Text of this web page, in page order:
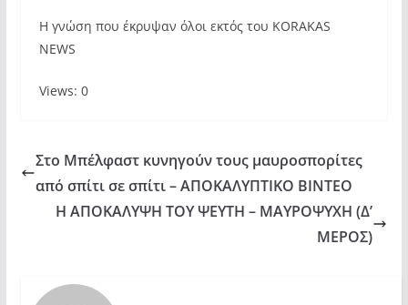
Η γνώση που έκρυψαν όλοι εκτός του KORAKAS
NEWS
Views: 0
Στο Μπέλφαστ κυνηγούν τους μαυροσπορίτες
από σπίτι σε σπίτι – ΑΠΟΚΑΛΥΠΤΙΚΟ ΒΙΝΤΕΟ
Η ΑΠΟΚΑΛΥΨΗ ΤΟΥ ΨΕΥΤΗ – ΜΑΥΡΟΨΥΧΗ (Δ’
ΜΕΡΟΣ)